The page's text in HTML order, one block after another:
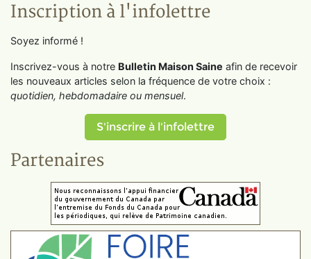
Inscription à l'infolettre
Soyez informé !
Inscrivez-vous à notre Bulletin Maison Saine afin de recevoir
les nouveaux articles selon la fréquence de votre choix :
quotidien, hebdomadaire ou mensuel.
S'inscrire à l'infolettre
Partenaires